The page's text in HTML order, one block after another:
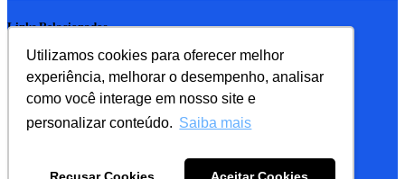
Utilizamos cookies para oferecer melhor
experiência, melhorar o desempenho, analisar
como você interage em nosso site e
personalizar conteúdo. Saiba mais
Links Relacionados
RSB - Rede Salesiana Brasil
EDEBE - Editora
UPV - União pela Vida
Familia Salesiana
SDB - Salesianos de Dom Bosco